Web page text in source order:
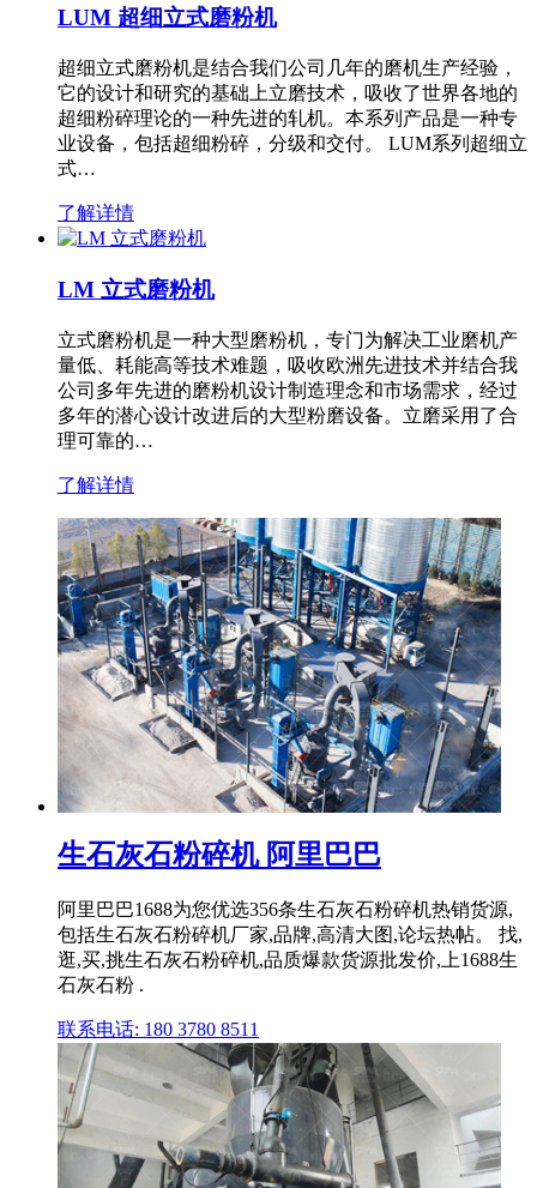
LUM 超细立式磨粉机
超细立式磨粉机是结合我们公司几年的磨机生产经验，
它的设计和研究的基础上立磨技术，吸收了世界各地的
超细粉碎理论的一种先进的轧机。本系列产品是一种专
业设备，包括超细粉碎，分级和交付。 LUM系列超细立
式…
了解详情
LM 立式磨粉机
立式磨粉机是一种大型磨粉机，专门为解决工业磨机产
量低、耗能高等技术难题，吸收欧洲先进技术并结合我
公司多年先进的磨粉机设计制造理念和市场需求，经过
多年的潜心设计改进后的大型粉磨设备。立磨采用了合
理可靠的…
了解详情
生石灰石粉碎机 阿里巴巴
阿里巴巴1688为您优选356条生石灰石粉碎机热销货源,
包括生石灰石粉碎机厂家,品牌,高清大图,论坛热帖。 找,
逛,买,挑生石灰石粉碎机,品质爆款货源批发价,上1688生
石灰石粉 .
联系电话: 180 3780 8511